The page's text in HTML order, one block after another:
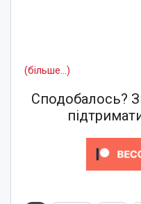
(більше…)
Сподобалось?